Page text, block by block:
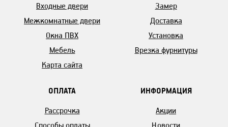
Входные двери
Межкомнатные двери
Окна ПВХ
Мебель
Карта сайта
Замер
Доставка
Установка
Врезка фурнитуры
ОПЛАТА
Рассрочка
Способы оплаты
ИНФОРМАЦИЯ
Акции
Новости